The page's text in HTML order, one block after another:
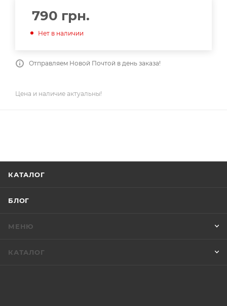
790 грн.
Нет в наличии
Отправляем Новой Почтой в день заказа!
Цена и наличие актуальны!
КАТАЛОГ
БЛОГ
МЕНЮ
КАТАЛОГ